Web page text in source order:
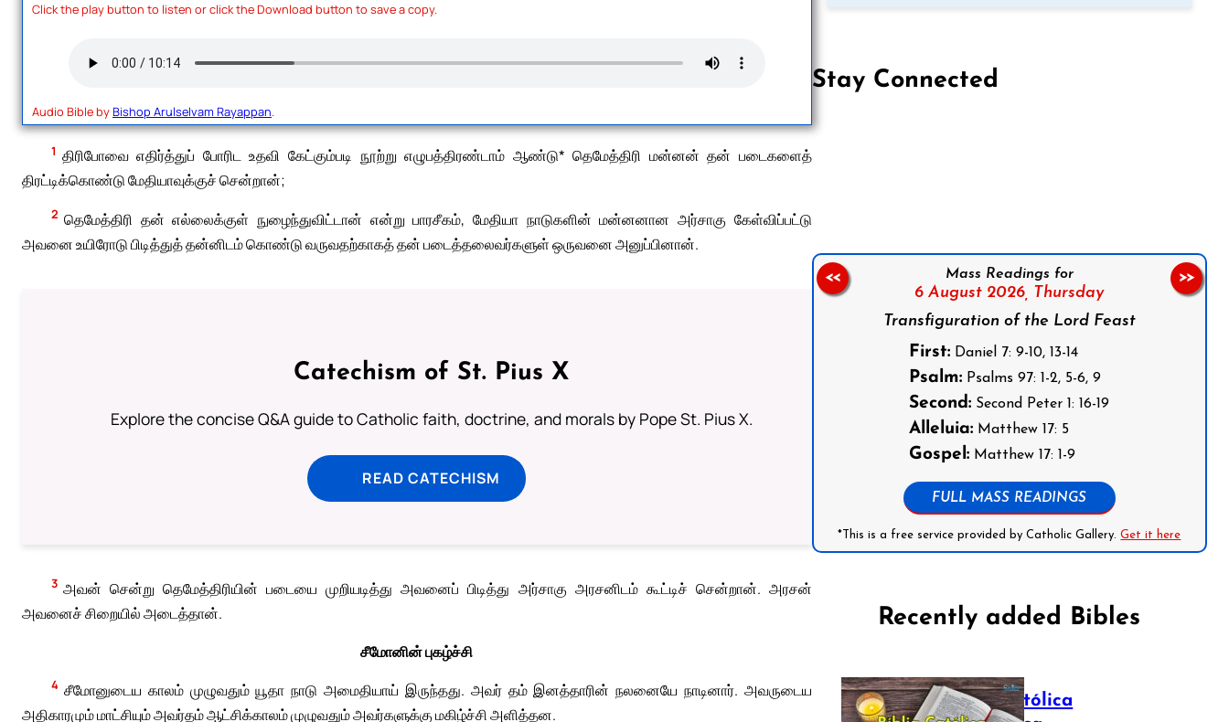
Click the play button to listen or click the Download button to save a copy.
Audio Bible byBishop Arulselvam Rayappan.
1 திரிபோவை எதிர்த்துப் போரிட உதவி கேட்கும்படி நூற்று எழுபத்திரண்டாம் ஆண்டு* தெமேத்திரி மன்னன் தன் படைகளைத்
திரட்டிக்கொண்டு மேதியாவுக்குச் சென்றான்;
2 தெமேத்திரி தன் எல்லைக்குள் நுழைந்துவிட்டான் என்று பாரசீகம், மேதியா நாடுகளின் மன்னனான அர்சாகு கேள்விப்பட்டு
அவனை உயிரோடு பிடித்துத் தன்னிடம் கொண்டு வருவதற்காகத் தன் படைத்தலைவர்களுள் ஒருவனை அனுப்பினான்.
Catechism of St. Pius X
Explore the concise Q&A guide to Catholic faith, doctrine, and morals by Pope St. Pius X.
READ CATECHISM
3 அவன் சென்று தெமேத்திரியின் படையை முறியடித்து அவனைப் பிடித்து அர்சாகு அரசனிடம் கூட்டிச் சென்றான். அரசன்
அவனைச் சிறையில் அடைத்தான்.
சீமோனின் புகழ்ச்சி
4 சீமோனுடைய காலம் முழுவதும் யூதா நாடு அமைதியாய் இருந்தது. அவர் தம் இனத்தாரின் நலனையே நாடினார். அவருடைய
அதிகாரமும் மாட்சியும் அவர்தம் ஆட்சிக்காலம் முழுவதும் அவர்களுக்கு மகிழ்ச்சி அளித்தன.
Stay Connected
Follow us on Facebook
Mass Readings for
6 August 2026, Thursday
Transfiguration of the Lord Feast
First: Daniel 7: 9-10, 13-14
Psalm: Psalms 97: 1-2, 5-6, 9
Second: Second Peter 1: 16-19
Alleluia: Matthew 17: 5
Gospel: Matthew 17: 1-9
FULL MASS READINGS
*This is a free service provided by Catholic Gallery.Get it here
<< >>
Recently added Bibles
Bíblia Católica